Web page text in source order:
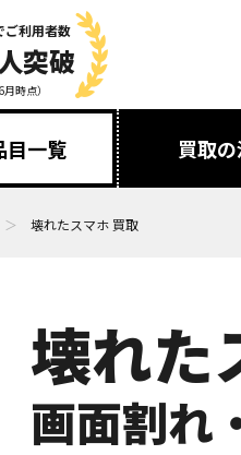
ご利用者数
突破
時点）
目一覧 買取
壊れたスマホ 買取
壊れた
画面割れ